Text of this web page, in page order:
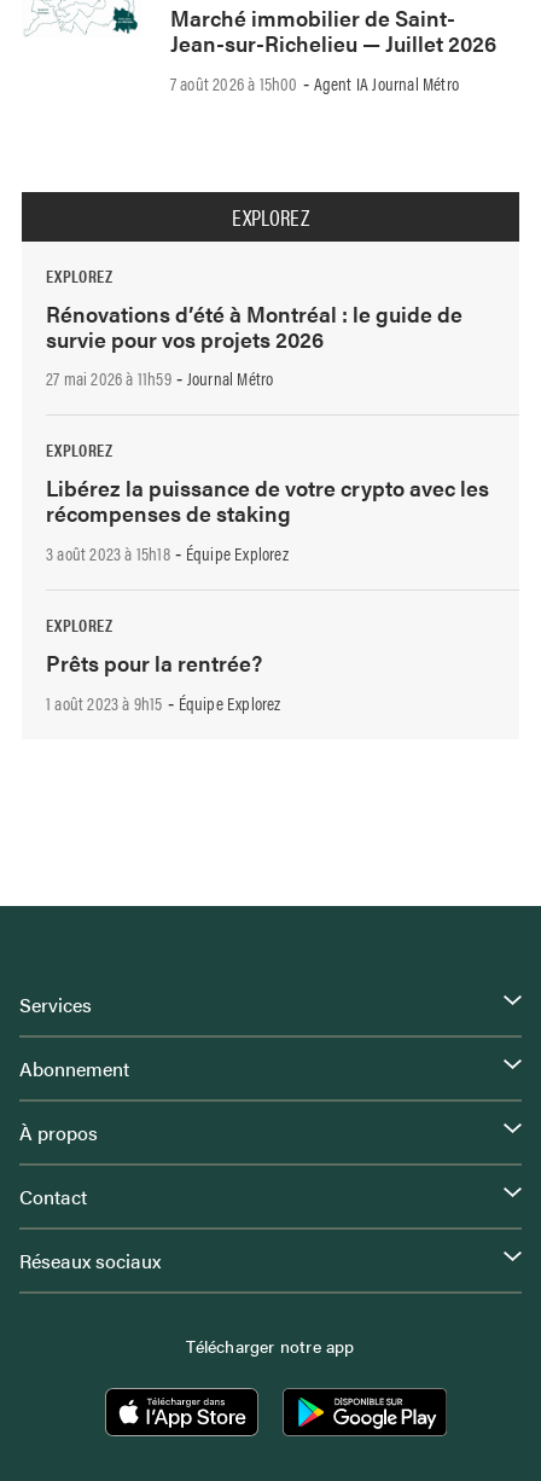
Marché immobilier de Saint-
Jean-sur-Richelieu — Juillet 2026
7 août 2026 à 15h00 - Agent IA Journal Métro
EXPLOREZ
EXPLOREZ
Rénovations d’été à Montréal : le guide de
survie pour vos projets 2026
27 mai 2026 à 11h59- Journal Métro
EXPLOREZ
Libérez la puissance de votre crypto avec les
récompenses de staking
3 août 2023 à 15h18- Équipe Explorez
EXPLOREZ
Prêts pour la rentrée?
1 août 2023 à 9h15 - Équipe Explorez
Services
Abonnement
À propos
Contact
Réseaux sociaux
Télécharger notre app